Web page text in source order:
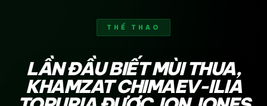
THỂ THAO
LẦN ĐẦU BIẾT MÙI THUA,
KHAMZAT CHIMAEV-ILIA